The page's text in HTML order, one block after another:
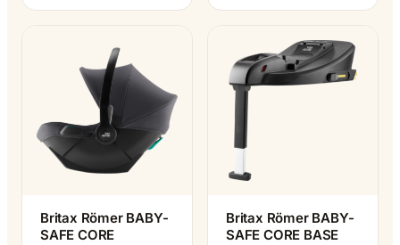
Britax Römer BABY-
SAFE CORE
Britax Römer BABY-
SAFE CORE BASE